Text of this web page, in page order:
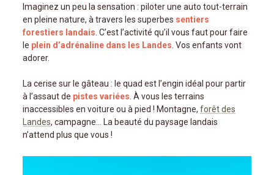
Imaginez un peu la sensation : piloter une auto tout-terrain
en pleine nature, à travers les superbes sentiers
forestiers landais. C’est l’activité qu’il vous faut pour faire
le plein d’adrénaline dans les Landes. Vos enfants vont
adorer.
La cerise sur le gâteau : le quad est l’engin idéal pour partir
à l’assaut de pistes variées. À vous les terrains
inaccessibles en voiture ou à pied ! Montagne,forêt des
Landes, campagne… La beauté du paysage landais
n’attend plus que vous !